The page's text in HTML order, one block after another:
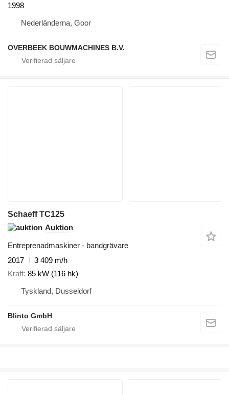
1998
Nederländerna, Goor
OVERBEEK BOUWMACHINES B.V.
Schaeff TC125
Auktion
Entreprenadmaskiner - bandgrävare
2017
3 409 m/h
Kraft 85 kW (116 hk)
Tyskland, Dusseldorf
Blinto GmbH